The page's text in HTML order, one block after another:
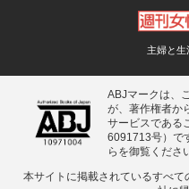
主婦と生
ABJマークは、
が、著作権者か
サービスである
6091713号）で
らを御覧くださ
本サイトに掲載されているすべ